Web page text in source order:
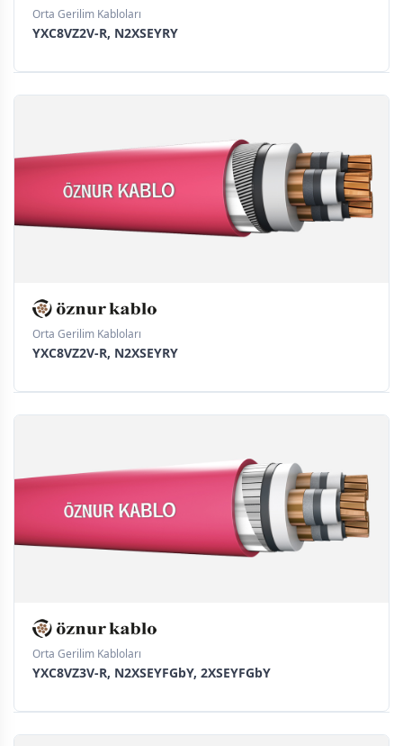
Orta Gerilim Kabloları
YXC8VZ2V-R, N2XSEYRY
Orta Gerilim Kabloları
YXC8VZ2V-R, N2XSEYRY
Orta Gerilim Kabloları
YXC8VZ3V-R, N2XSEYFGbY, 2XSEYFGbY